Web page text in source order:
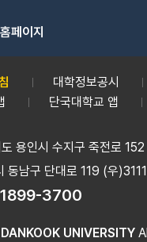
페이지
대학정보공시
단국대학교 앱
용인시 수지구 죽전로
동남구 단대로 119 (우
1899-3700
DANKOOK UNIVERSITY